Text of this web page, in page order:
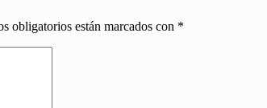
obligatorios están marcados con *